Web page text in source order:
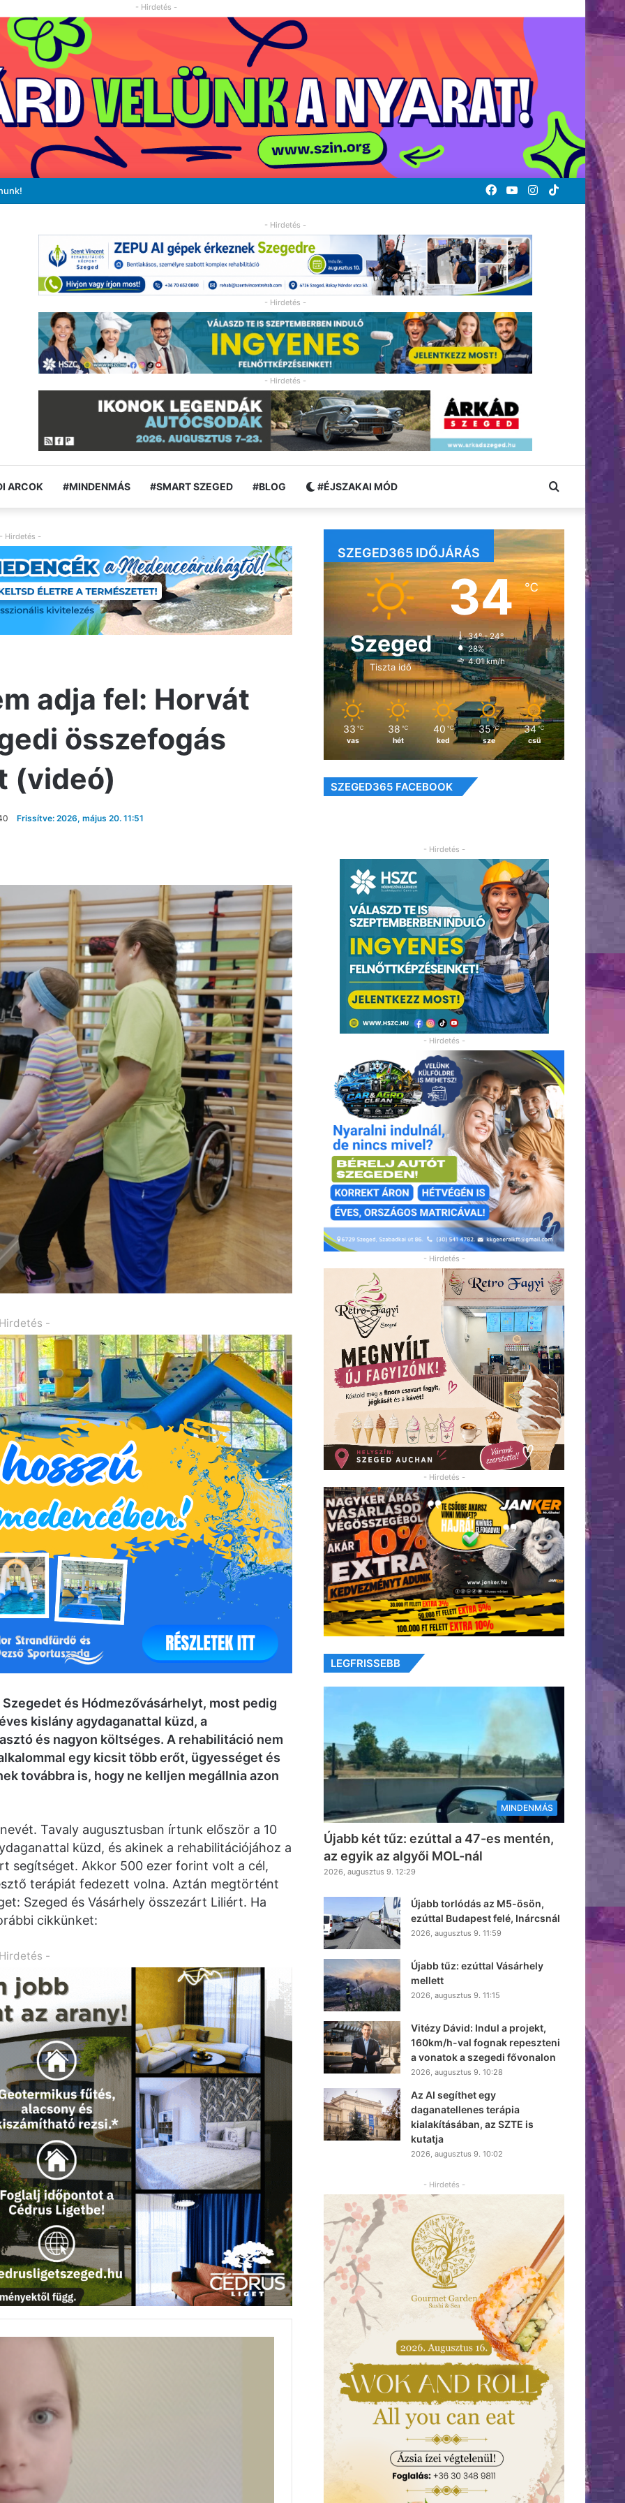
- Hirdetés -
TikTok
Instagram
YouTube
Facebook
- Hirdetés -
- Hirdetés -
- Hirdetés -
ARCOK #MINDENMÁS #SMART SZEGED #BLOG #ÉJSZAKAI MÓD Keresés:
- Hirdetés -
adja fel: Horvát
összefogás
(videó)
Frissítve: 2026, május 20. 11:51
-
és Hódmezővásárhelyt, most pedig
kislány agydaganattal küzd, a
és nagyon költséges. A rehabilitáció nem
egy kicsit több erőt, ügyességet és
továbbra is, hogy ne kelljen megállnia azon
Tavaly augusztusban írtunk először a 10
küzd, és akinek a rehabilitációjához a
segítséget. Akkor 500 ezer forint volt a cél,
terápiát fedezett volna. Aztán megtörtént
Szeged és Vásárhely összezárt Liliért. Ha
cikkünket:
-
SZEGED365 IDŐJÁRÁS
Szeged
Tiszta idő
34℃
34º - 24º
28%
4.01 km/h
33 ℃
vas
38 ℃
hét
40 ℃
ked
35 ℃
sze
34 ℃
csü
SZEGED365 FACEBOOK
- Hirdetés -
- Hirdetés -
- Hirdetés -
- Hirdetés -
LEGFRISSEBB
MINDENMÁS
Újabb két tűz: ezúttal a 47-es mentén,
az egyik az algyői MOL-nál
2026, augusztus 9. 12:29
Újabb torlódás az M5-ösön,
ezúttal Budapest felé, Inárcsnál
2026, augusztus 9. 11:59
Újabb tűz: ezúttal Vásárhely
mellett
2026, augusztus 9. 11:15
Vitézy Dávid: Indul a projekt,
160km/h-val fognak repeszteni
a vonatok a szegedi fővonalon
2026, augusztus 9. 10:28
Az AI segíthet egy
daganatellenes terápia
kialakításában, az SZTE is
kutatja
2026, augusztus 9. 10:02
- Hirdetés -